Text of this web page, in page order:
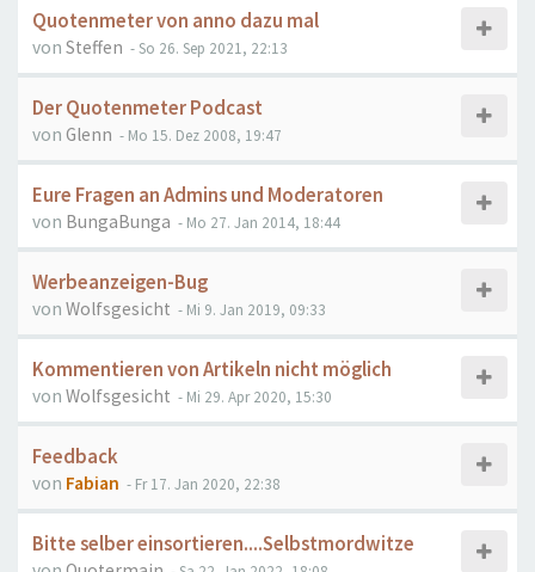
Quotenmeter von anno dazu mal
von Steffen - So 26. Sep 2021, 22:13
Der Quotenmeter Podcast
von Glenn - Mo 15. Dez 2008, 19:47
Eure Fragen an Admins und Moderatoren
von BungaBunga - Mo 27. Jan 2014, 18:44
Werbeanzeigen-Bug
von Wolfsgesicht - Mi 9. Jan 2019, 09:33
Kommentieren von Artikeln nicht möglich
von Wolfsgesicht - Mi 29. Apr 2020, 15:30
Feedback
von Fabian - Fr 17. Jan 2020, 22:38
Bitte selber einsortieren....Selbstmordwitze